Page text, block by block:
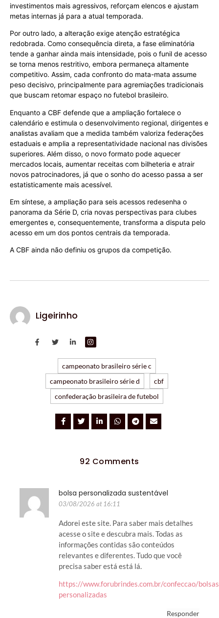
investimentos mais agressivos, reforçam elencos e ajustam
metas internas já para a atual temporada.
Por outro lado, a alteração exige atenção estratégica
redobrada. Como consequência direta, a fase eliminatória
tende a ganhar ainda mais intensidade, pois o funil de acesso
se torna menos restritivo, embora permaneça altamente
competitivo. Assim, cada confronto do mata-mata assume
peso decisivo, principalmente para agremiações tradicionais
que buscam retomar espaço no futebol brasileiro.
Enquanto a CBF defende que a ampliação fortalece o
calendário e estimula o desenvolvimento regional, dirigentes e
analistas avaliam que a medida também valoriza federações
estaduais e amplia a representatividade nacional nas divisões
superiores. Além disso, o novo formato pode aquecer
mercados locais, aumentar receitas com bilheteria e atrair
novos patrocinadores, já que o sonho do acesso passa a ser
estatisticamente mais acessível.
Em síntese, a ampliação para seis acessos redesenha o
panorama da Série D, cria novas perspectivas para clubes
emergentes e, consequentemente, transforma a disputa pelo
acesso em um dos pontos centrais da temporada.
A CBF ainda não definiu os grupos da competição.
Ligeirinho
campeonato brasileiro série c
campeonato brasileiro série d
cbf
confederação brasileira de futebol
92 Comments
bolsa personalizada sustentável
03/08/2026 at 16:11
Adorei este site. Para saber mais detalhes
acesse o site e descubra mais. Todas as
informações contidas são conteúdos
relevantes e diferentes. Tudo que você
precisa saber está está lá.
https://www.forubrindes.com.br/confeccao/
personalizadas
Responder